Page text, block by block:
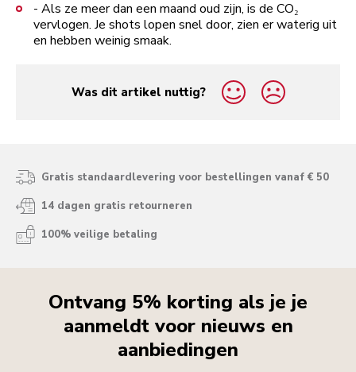
- Als ze meer dan een maand oud zijn, is de CO₂
vervlogen. Je shots lopen snel door, zien er waterig uit
en hebben weinig smaak.
Was dit artikel nuttig?
yes
no
Gratis standaardlevering voor bestellingen vanaf € 50
14 dagen gratis retourneren
100% veilige betaling
Ontvang 5% korting als je je
aanmeldt voor nieuws en
aanbiedingen